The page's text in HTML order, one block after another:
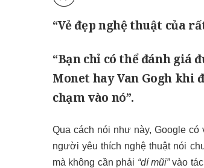
“Vẻ đẹp nghệ thuật của
“Bạn chỉ có thể đánh giá
Monet hay Van Gogh khi
chạm vào nó”.
Qua cách nói như này, Google
người yêu thích nghệ thuật nói
mà không cần phải “dí mũi”vào tác